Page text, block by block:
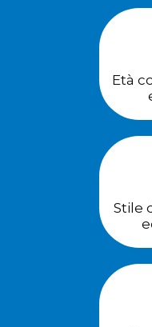
Età
Stile